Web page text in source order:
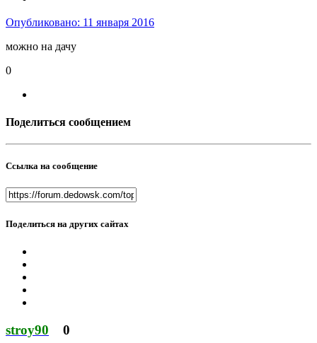
Опубликовано: 11 января 2016
можно на дачу
0
Поделиться сообщением
Ссылка на сообщение
Поделиться на других сайтах
stroy90 0